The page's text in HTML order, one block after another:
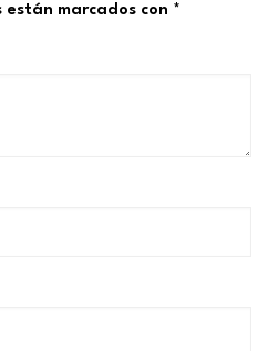
están marcados con *